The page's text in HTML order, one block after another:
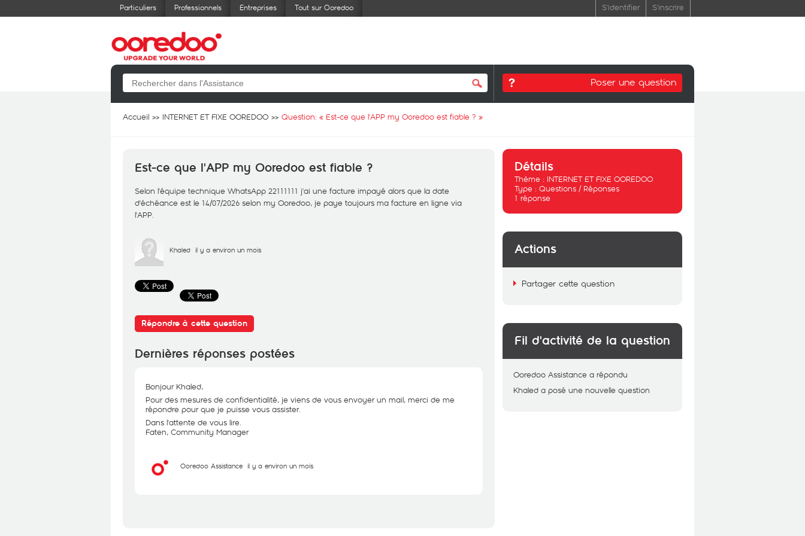
Particuliers Professionnels Entreprises Tout sur Ooredoo S'identifier S'inscrire
Poser une question
Accueil INTERNET ET FIXE OOREDOO Question: « Est-ce que l'APP my Ooredoo est fiable ? »
Est-ce que l'APP my Ooredoo est fiable ?
Selon l'équipe technique WhatsApp 22111111 j'ai une facture impayé alors que la date
d'échéance est le 14/07/2026 selon my Ooredoo, je paye toujours ma facture en ligne via
l'APP.
Khaled il y a environ un mois
Répondre à cette question
Dernières réponses postées
Bonjour Khaled,
Pour des mesures de confidentialité, je viens de vous envoyer un mail, merci de me
répondre pour que je puisse vous assister.
Dans l'attente de vous lire.
Faten, Community Manager
Ooredoo Assistance il y a environ un mois
Détails
Thème : INTERNET ET FIXE OOREDOO
Type : Questions / Réponses
1 réponse
Actions
Partager cette question
Fil d'activité de la question
Ooredoo Assistance a répondu
Khaled a posé une nouvelle question